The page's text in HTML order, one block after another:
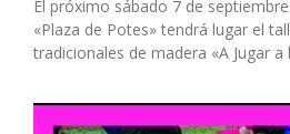
El próximo sábado 7 de
«Plaza de Potes» tendrá lugar el
tradicionales de madera «A Jugar a